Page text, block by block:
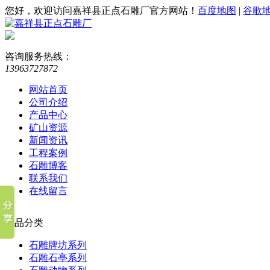
您好，欢迎访问嘉祥县正点石雕厂官方网站！ 百度地图 | 谷歌
咨询服务热线：
13963727872
网站首页
公司介绍
产品中心
矿山资源
新闻资讯
工程案例
石雕博客
联系我们
在线留言
产品分类
石雕牌坊系列
石雕石亭系列